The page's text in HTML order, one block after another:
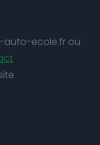
ecole.fr ou